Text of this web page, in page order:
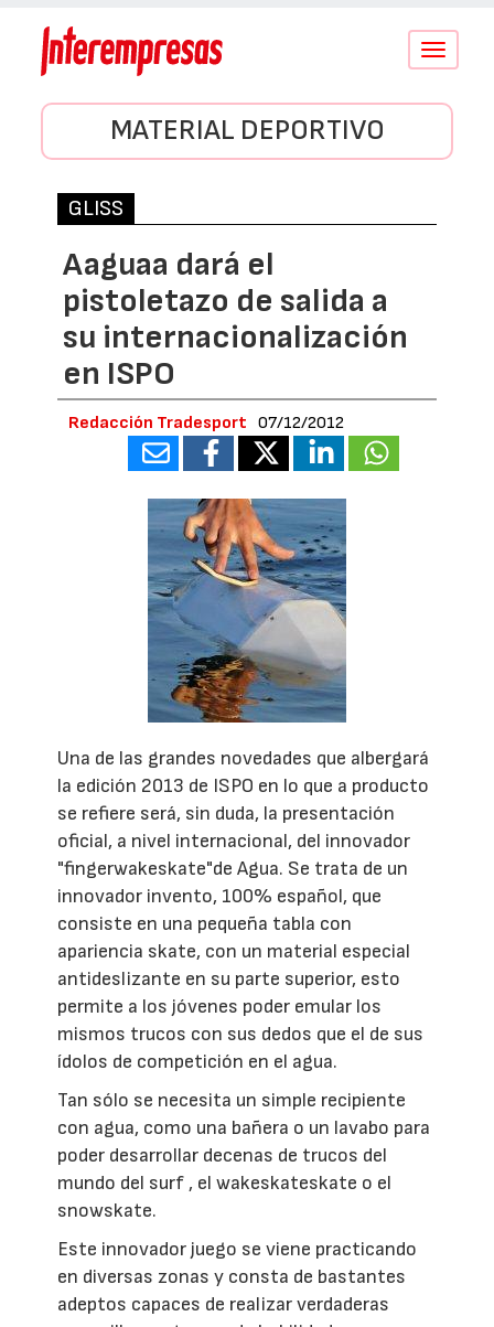
Conmutar
MATERIAL DEPORTIVO
GLISS
Aaguaa dará el
pistoletazo de salida a
su internacionalización
en ISPO
Redacción Tradesport 07/12/2012
Una de las grandes novedades que albergará
la edición 2013 de ISPO en lo que a producto
se refiere será, sin duda, la presentación
oficial, a nivel internacional, del innovador
"fingerwakeskate"de Agua. Se trata de un
innovador invento, 100% español, que
consiste en una pequeña tabla con
apariencia skate, con un material especial
antideslizante en su parte superior, esto
permite a los jóvenes poder emular los
mismos trucos con sus dedos que el de sus
ídolos de competición en el agua.
Tan sólo se necesita un simple recipiente
con agua, como una bañera o un lavabo para
poder desarrollar decenas de trucos del
mundo del surf , el wakeskateskate o el
snowskate.
Este innovador juego se viene practicando
en diversas zonas y consta de bastantes
adeptos capaces de realizar verdaderas